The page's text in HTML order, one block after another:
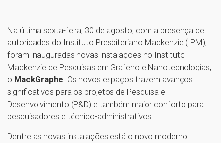
Na última sexta-feira, 30 de agosto, com a presença de
autoridades do Instituto Presbiteriano Mackenzie (IPM),
foram inauguradas novas instalações no Instituto
Mackenzie de Pesquisas em Grafeno e Nanotecnologias,
o MackGraphe. Os novos espaços trazem avanços
significativos para os projetos de Pesquisa e
Desenvolvimento (P&D) e também maior conforto para
pesquisadores e técnico-administrativos.
Dentre as novas instalações está o novo moderno